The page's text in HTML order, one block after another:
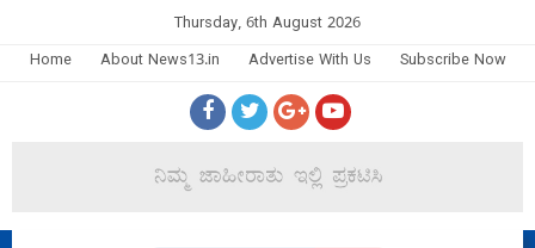
Thursday, 6th August 2026
Home
About News13.in Advertise With Us Subscribe Now